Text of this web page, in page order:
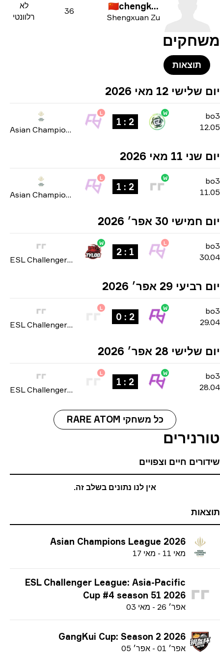
chengking
🇨🇳
Shengxuan Zu
רלוונטי
תוצאות
12 מאי 2026
11 מאי 2026
30 אפר׳ 2026
29 אפר׳ 2026
28 אפר׳ 2026
כל משחקי RARE ATOM
חיים וצפויים
אין לנו נתונים בשלב זה.
Asian Champions League 2026
מ אי 11
-מ אי 17
ESL Challenger League: Asia-Pacific
Cup #4 season 51 2026
פר׳ 26
-מ אי 03
GangKui Cup: Season 2 2026
אפר׳ 01
-א פר׳ 05